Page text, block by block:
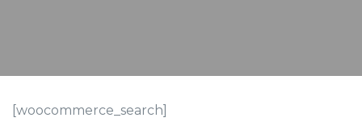
[woocommerce_search]